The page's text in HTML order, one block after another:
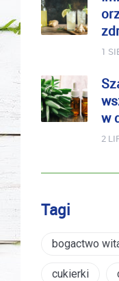
1
w
2
Tagi
bogactwo
cukierki